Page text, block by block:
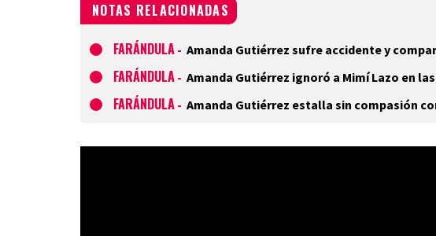
NOTAS RELACIONADAS
FARÁNDULA - Amanda Gutiérrez sufre accidente y
FARÁNDULA - Amanda Gutiérrez ignoró a Mimí Lazo en
FARÁNDULA - Amanda Gutiérrez estalla sin compasión